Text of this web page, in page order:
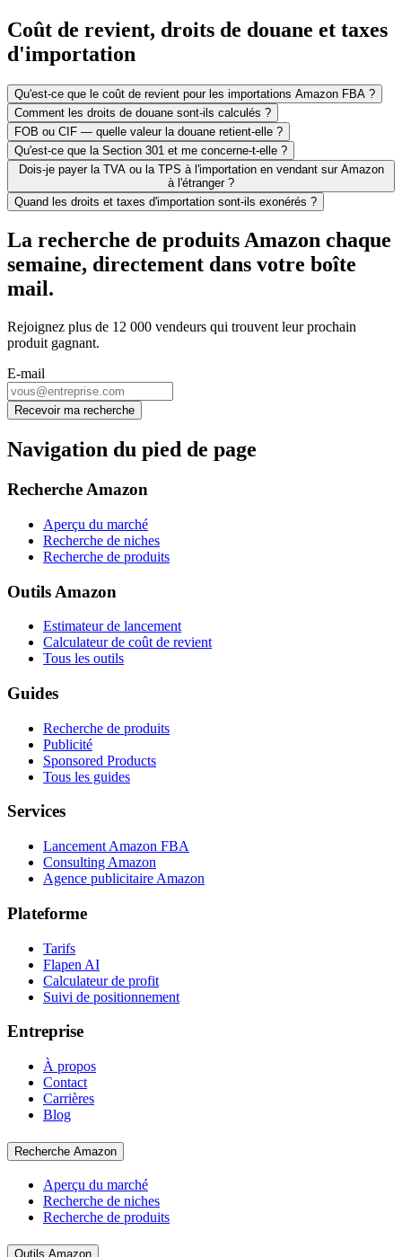
Coût de revient, droits de douane et taxes
d'importation
Qu'est-ce que le coût de revient pour les importations Amazon FBA ?
Comment les droits de douane sont-ils calculés ?
FOB ou CIF — quelle valeur la douane retient-elle ?
Qu'est-ce que la Section 301 et me concerne-t-elle ?
Dois-je payer la TVA ou la TPS à l'importation en vendant sur Amazon
à l'étranger ?
Quand les droits et taxes d'importation sont-ils exonérés ?
La recherche de produits Amazon chaque
semaine, directement dans votre boîte
mail.
Rejoignez plus de 12 000 vendeurs qui trouvent leur prochain
produit gagnant.
E-mail
Recevoir ma recherche
Navigation du pied de page
Recherche Amazon
Aperçu du marché
Recherche de niches
Recherche de produits
Outils Amazon
Estimateur de lancement
Calculateur de coût de revient
Tous les outils
Guides
Recherche de produits
Publicité
Sponsored Products
Tous les guides
Services
Lancement Amazon FBA
Consulting Amazon
Agence publicitaire Amazon
Plateforme
Tarifs
Flapen AI
Calculateur de profit
Suivi de positionnement
Entreprise
À propos
Contact
Carrières
Blog
Recherche Amazon
Aperçu du marché
Recherche de niches
Recherche de produits
Outils Amazon